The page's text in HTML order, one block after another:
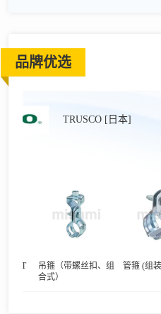
品牌优选
TRUSCO [日本]
吊箍（带螺丝扣、组
合式）
管箍 (组装式)